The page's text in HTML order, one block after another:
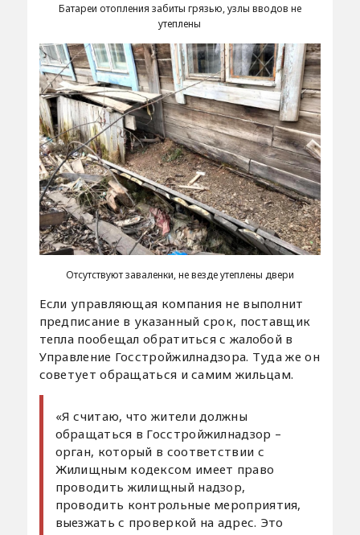
Батареи отопления забиты грязью, узлы вводов не
утеплены
Отсутствуют заваленки, не везде утеплены двери
Если управляющая компания не выполнит
предписание в указанный срок, поставщик
тепла пообещал обратиться с жалобой в
Управление Госстройжилнадзора. Туда же он
советует обращаться и самим жильцам.
«Я считаю, что жители должны
обращаться в Госстройжилнадзор –
орган, который в соответствии с
Жилищным кодексом имеет право
проводить жилищный надзор,
проводить контрольные мероприятия,
выезжать с проверкой на адрес. Это